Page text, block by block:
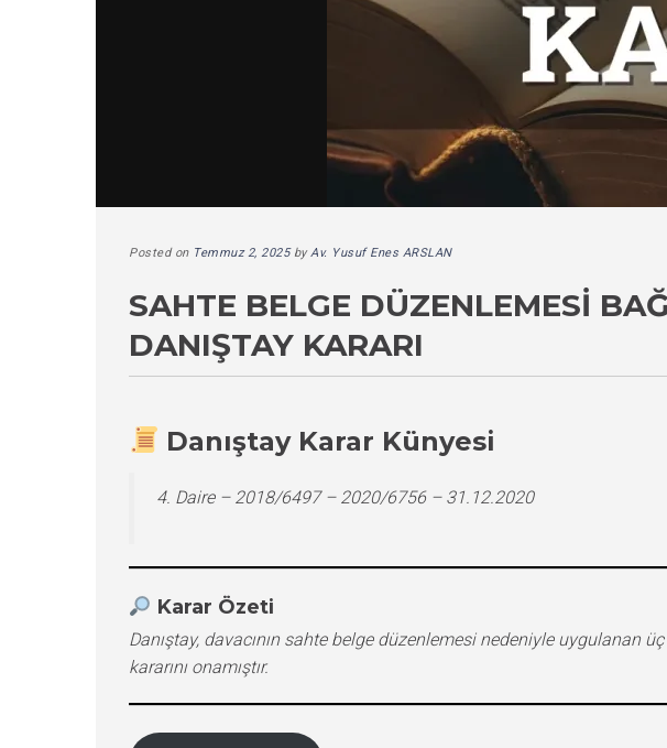
Posted on Temmuz 2, 2025byAv. Yusuf Enes ARSLAN
SAHTE BELGE DÜZENLEMESI
DANIŞTAY KARARI
Danıştay Karar Künyesi
4. Daire – 2018/6497 – 2020/6756 – 31.12.2020
Karar Özeti
Danıştay, davacının sahte belge düzenlemesi nedeniyle uygulanan
kararını onamıştır.